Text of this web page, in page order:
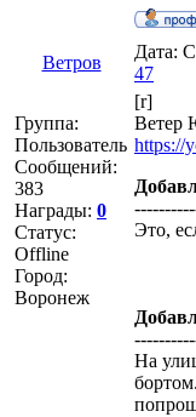
Ветров
Дата:
47
Группа:
Пользователь
Сообщений:
383
Награды: 0
Статус:
Offline
Город:
Воронеж
[r]
https://
Это,
На